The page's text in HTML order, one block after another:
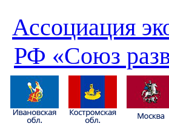
Ассоциация
РФ «Союз